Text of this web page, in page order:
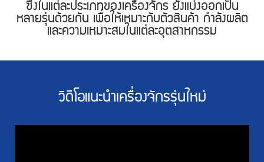
ซึ่งในแต่ละประเภทของเครื่องจักร ยังแบ่งออกเป็น
หลายรุ่นด้วยกัน เพื่อให้เหมาะกับตัวสินค้า กำลังผลิต
และความเหมาะสมในแต่ละอุตสาหกรรม
วิดีโอแนะนำเครื่องจักรรุ่นใหม่